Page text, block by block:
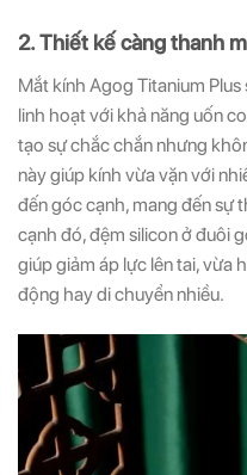
2. Thiết kế càng thanh
Mắt kính Agog Titanium
linh hoạt với khả năng uốn
tạo sự chắc chắn nhưng
này giúp kính vừa vặn với
đến góc cạnh, mang đến sự
cạnh đó, đệm silicon ở đuôi
giúp giảm áp lực lên tai, vừa
động hay di chuyển nhiều.